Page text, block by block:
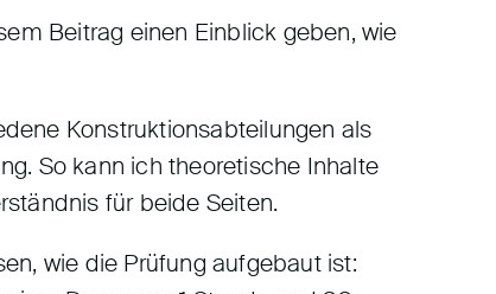
Beitrag einen Einblick geben, wie
Konstruktionsabteilungen als
So kann ich theoretische Inhalte
für beide Seiten.
wie die Prüfung aufgebaut ist: